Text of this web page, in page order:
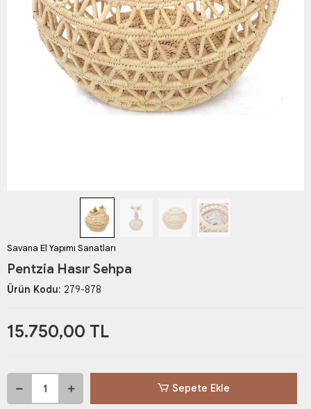
Savana El Yapımı Sanatları
Pentzia Hasır Sehpa
Ürün Kodu: 279-878
15.750,00 TL
Sepete Ekle